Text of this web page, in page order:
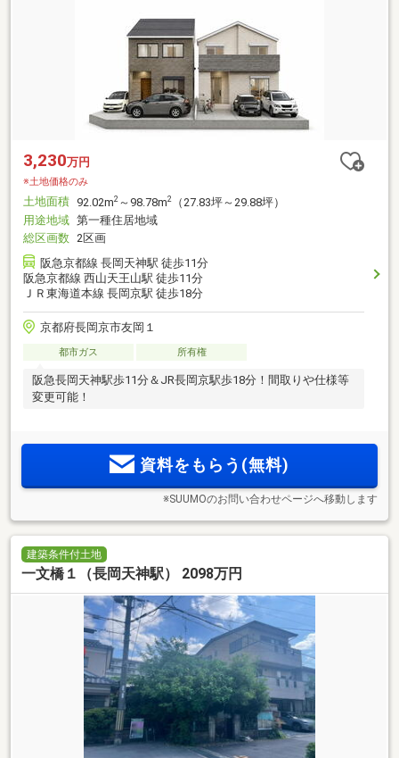
3,230万円
※土地価格のみ
土地面積 92.02m2 ～98.78m2
（27.83坪～29.88坪）
用途地域 第一種住居地域
総区画数 2区画
阪急京都線 長岡天神駅 徒歩11分
阪急京都線 西山天王山駅 徒歩11分
ＪＲ東海道本線 長岡京駅 徒歩18分
京都府長岡京市友岡１
都市ガス 所有権
阪急長岡天神駅歩11分＆JR長岡京駅歩18分！間取りや仕様等
変更可能！
資料をもらう(無料)
※SUUMOのお問い合わせページへ移動します
建築条件付土地
一文橋１（長岡天神駅） 2098万円